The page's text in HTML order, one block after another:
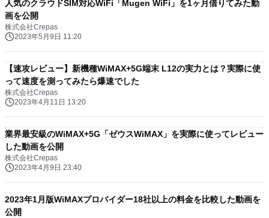
人気のクラウドSIM対応WiFi「Mugen WiFi」を1ヶ月借りてみた動
画を公開
株式会社Crepas
2023年5月9日 11:20
【速攻レビュー】新機種WiMAX+5G端末 L12の実力とは？実際に使
って速度を測ってみたら爆速でした
株式会社Crepas
2023年4月11日 13:20
業界最安級のWiMAX+5G「ゼウスWiMAX」を実際に使ってレビュー
した動画を公開
株式会社Crepas
2023年4月9日 23:40
2023年1月版WiMAXプロバイダー18社以上の料金を比較した動画を
公開